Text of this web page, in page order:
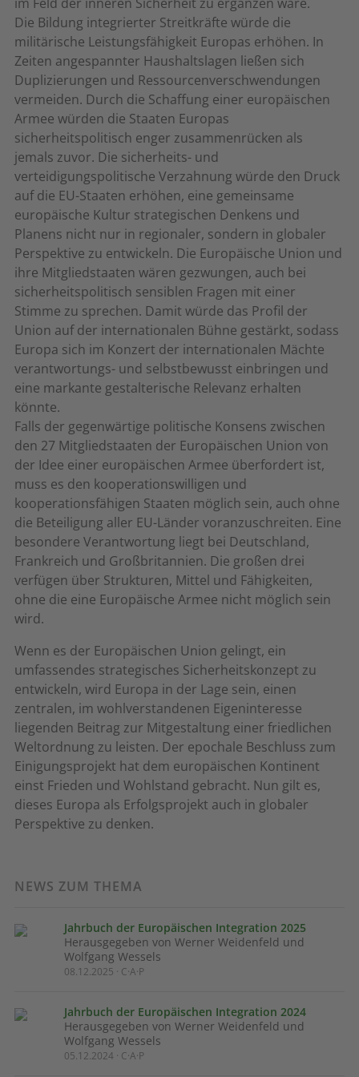
Die Bildung integrierter Streitkräfte würde die
militärische Leistungsfähigkeit Europas erhöhen. In
Zeiten angespannter Haushaltslagen ließen sich
Duplizierungen und Ressourcenverschwendungen
vermeiden. Durch die Schaffung einer europäischen
Armee würden die Staaten Europas
sicherheitspolitisch enger zusammenrücken als
jemals zuvor. Die sicherheits- und
verteidigungspolitische Verzahnung würde den Druck
auf die EU-Staaten erhöhen, eine gemeinsame
europäische Kultur strategischen Denkens und
Planens nicht nur in regionaler, sondern in globaler
Perspektive zu entwickeln. Die Europäische Union und
ihre Mitgliedstaaten wären gezwungen, auch bei
sicherheitspolitisch sensiblen Fragen mit einer
Stimme zu sprechen. Damit würde das Profil der
Union auf der internationalen Bühne gestärkt, sodass
Europa sich im Konzert der internationalen Mächte
verantwortungs- und selbstbewusst einbringen und
eine markante gestalterische Relevanz erhalten
könnte.
Falls der gegenwärtige politische Konsens zwischen
den 27 Mitgliedstaaten der Europäischen Union von
der Idee einer europäischen Armee überfordert ist,
muss es den kooperationswilligen und
kooperationsfähigen Staaten möglich sein, auch ohne
die Beteiligung aller EU-Länder voranzuschreiten. Eine
besondere Verantwortung liegt bei Deutschland,
Frankreich und Großbritannien. Die großen drei
verfügen über Strukturen, Mittel und Fähigkeiten,
ohne die eine Europäische Armee nicht möglich sein
wird.
Wenn es der Europäischen Union gelingt, ein
umfassendes strategisches Sicherheitskonzept zu
entwickeln, wird Europa in der Lage sein, einen
zentralen, im wohlverstandenen Eigeninteresse
liegenden Beitrag zur Mitgestaltung einer friedlichen
Weltordnung zu leisten. Der epochale Beschluss zum
Einigungsprojekt hat dem europäischen Kontinent
einst Frieden und Wohlstand gebracht. Nun gilt es,
dieses Europa als Erfolgsprojekt auch in globaler
Perspektive zu denken.
NEWS ZUM THEMA
Jahrbuch der Europäischen Integration 2025
Herausgegeben von Werner Weidenfeld und
Wolfgang Wessels
08.12.2025 · C·A·P
Jahrbuch der Europäischen Integration 2024
Herausgegeben von Werner Weidenfeld und
Wolfgang Wessels
05.12.2024 · C·A·P